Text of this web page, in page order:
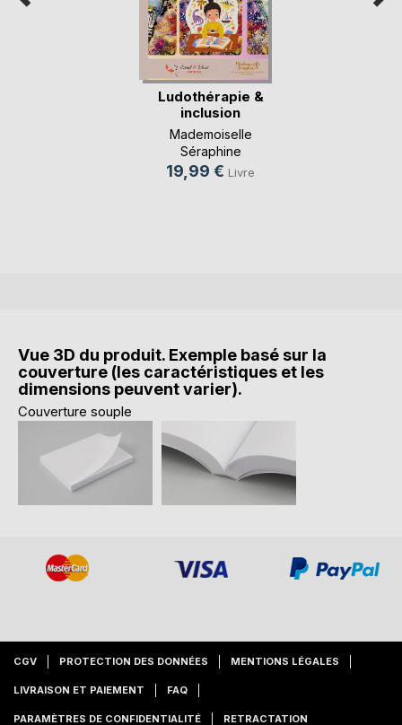
Ludothérapie &
inclusion
Mademoiselle
Séraphine
19,99 € Livre
Vue 3D du produit. Exemple basé sur la
couverture (les caractéristiques et les
dimensions peuvent varier).
Couverture souple
CGV PROTECTION DES DONNÉES MENTIONS LÉGALES
LIVRAISON ET PAIEMENT FAQ
PARAMÈTRES DE CONFIDENTIALITÉ RETRACTATION